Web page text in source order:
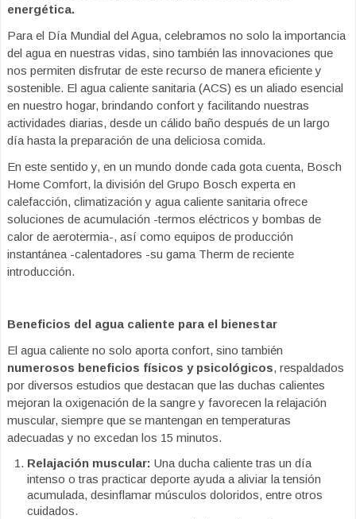
energética.
Para el Día Mundial del Agua, celebramos no solo la importancia
del agua en nuestras vidas, sino también las innovaciones que
nos permiten disfrutar de este recurso de manera eficiente y
sostenible. El agua caliente sanitaria (ACS) es un aliado esencial
en nuestro hogar, brindando confort y facilitando nuestras
actividades diarias, desde un cálido baño después de un largo
día hasta la preparación de una deliciosa comida.
En este sentido y, en un mundo donde cada gota cuenta, Bosch
Home Comfort, la división del Grupo Bosch experta en
calefacción, climatización y agua caliente sanitaria ofrece
soluciones de acumulación -termos eléctricos y bombas de
calor de aerotermia-, así como equipos de producción
instantánea -calentadores -su gama Therm de reciente
introducción.
Beneficios del agua caliente para el bienestar
El agua caliente no solo aporta confort, sino también
numerosos beneficios físicos y psicológicos, respaldados
por diversos estudios que destacan que las duchas calientes
mejoran la oxigenación de la sangre y favorecen la relajación
muscular, siempre que se mantengan en temperaturas
adecuadas y no excedan los 15 minutos.
Relajación muscular: Una ducha caliente tras un día
intenso o tras practicar deporte ayuda a aliviar la tensión
acumulada, desinflamar músculos doloridos, entre otros
cuidados.